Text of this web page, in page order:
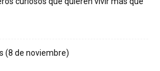
(8 de noviembre)